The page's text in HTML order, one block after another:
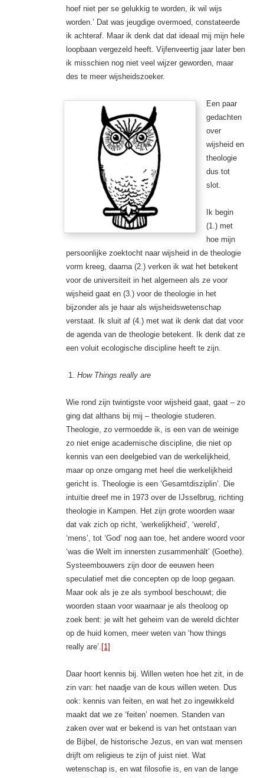
hoef niet per se gelukkig te worden, ik wil wijs
worden.’ Dat was jeugdige overmoed, constateerde
ik achteraf. Maar ik denk dat dat ideaal mij mijn hele
loopbaan vergezeld heeft. Vijfenveertig jaar later ben
ik misschien nog niet veel wijzer geworden, maar
des te meer wijsheidszoeker.
Een paar
gedachten
over
wijsheid en
theologie
dus tot
slot.
Ik begin
(1.) met
hoe mijn
persoonlijke zoektocht naar wijsheid in de theologie
vorm kreeg, daarna (2.) verken ik wat het betekent
voor de universiteit in het algemeen als ze voor
wijsheid gaat en (3.) voor de theologie in het
bijzonder als je haar als wijsheidswetenschap
verstaat. Ik sluit af (4.) met wat ik denk dat dat voor
de agenda van de theologie betekent. Ik denk dat ze
een voluit ecologische discipline heeft te zijn.
How Things really are
Wie rond zijn twintigste voor wijsheid gaat, gaat – zo
ging dat althans bij mij – theologie studeren.
Theologie, zo vermoedde ik, is een van de weinige
zo niet enige academische discipline, die niet op
kennis van een deelgebied van de werkelijkheid,
maar op onze omgang met heel die werkelijkheid
gericht is. Theologie is een ‘Gesamtdisziplin’. Die
intuïtie dreef me in 1973 over de IJsselbrug, richting
theologie in Kampen. Het zijn grote woorden waar
dat vak zich op richt, ‘werkelijkheid’, ‘wereld’,
‘mens’, tot ‘God’ nog aan toe, het andere woord voor
‘was die Welt im innersten zusammenhält’ (Goethe).
Systeembouwers zijn door de eeuwen heen
speculatief met die concepten op de loop gegaan.
Maar ook als je ze als symbool beschouwt; die
woorden staan voor waarnaar je als theoloog op
zoek bent: je wilt het geheim van de wereld dichter
op de huid komen, meer weten van ‘how things
really are’. [1]
Daar hoort kennis bij. Willen weten hoe het zit, in de
zin van: het naadje van de kous willen weten. Dus
ook: kennis van feiten, en wat het zo ingewikkeld
maakt dat we ze ‘feiten’ noemen. Standen van
zaken over wat er bekend is van het ontstaan van
de Bijbel, de historische Jezus, en van wat mensen
drijft om religieus te zijn of juist niet. Wat
wetenschap is, en wat filosofie is, en van de lange